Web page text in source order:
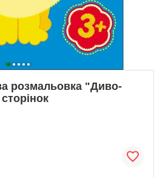
розмальовка "Диво-